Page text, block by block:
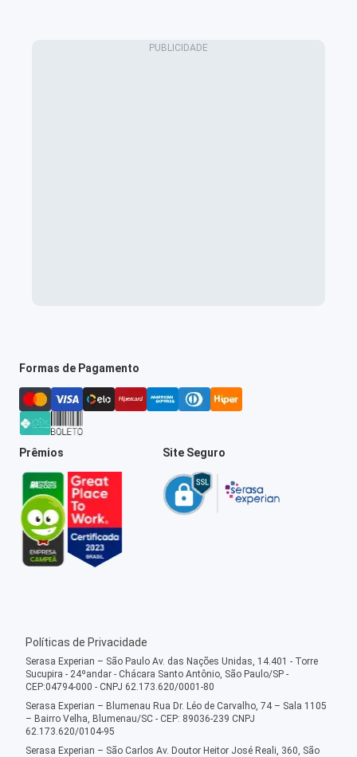
Formas de Pagamento
Prêmios Site Seguro
Políticas de Privacidade
Serasa Experian – São Paulo Av. das Nações Unidas, 14.401 - Torre
Sucupira - 24ºandar - Chácara Santo Antônio, São Paulo/SP -
CEP:04794-000 - CNPJ 62.173.620/0001-80
Serasa Experian – Blumenau Rua Dr. Léo de Carvalho, 74 – Sala 1105
– Bairro Velha, Blumenau/SC - CEP: 89036-239 CNPJ
62.173.620/0104-95
Serasa Experian – São Carlos Av. Doutor Heitor José Reali, 360, São